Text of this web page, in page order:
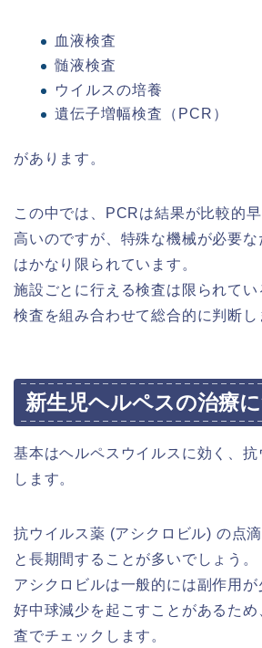
血液検査
髄液検査
ウイルスの培養
遺伝子増幅検査（PCR）
があります。
この中では、PCRは結果が比較的
高いのですが、特殊な機械が必要
はかなり限られています。
施設ごとに行える検査は限られて
検査を組み合わせて総合的に判断し
新生児ヘルペスの治療
基本はヘルペスウイルスに効く、抗
します。
抗ウイルス薬 (アシクロビル) の点
と長期間することが多いで しょう。
アシクロビルは一般的には副作用が
好中球減少を起こすことがあるた
査でチェックします。